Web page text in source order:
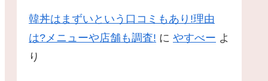
韓丼はまずいという口コミもあり!理由
は?メニューや店舗も調査! に やすべー よ
り